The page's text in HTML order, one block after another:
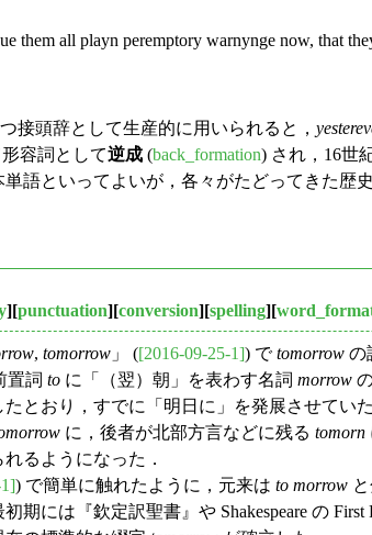
them all playn peremptory warnynge now, that
接頭辞として生産的に用いられると，
容詞として逆成 (back_formation) され，16世
単語といってよいが，各々がたどってきた歴
][punctuation][conversion][spelling][
, tomorrow 」 ([2016-09-25-1]) でtomorrow の
置詞 to に「（翌）朝」を表わす名詞 morrow
とおり，すでに「明日に」を発展させてい
に，後者が北部方言などに残る tomorn
るようになった．
) で簡単に触れたように，元来は to morrow
期には『欽定訳聖書』や Shakespeare の